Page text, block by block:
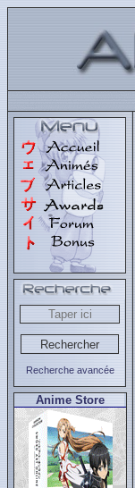
Recherche avancée
Anime Store